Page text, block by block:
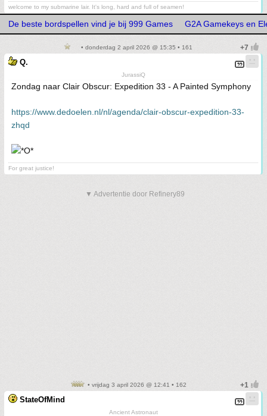
welcome to my submarine lair. It's long, hard and full of seamen!
De beste bordspellen vind je bij 999 Games G2A Gamekeys en
• donderdag 2 april 2026 @ 15:35 • 161
Q.
JurassiQ
Zondag naar Clair Obscur: Expedition 33 - A Painted Symphony
https://www.dedoelen.nl/nl/agenda/clair-obscur-expedition-33-
zhqd
For great justice!
▼ Advertentie door Refinery89
• vrijdag 3 april 2026 @ 12:41 • 162
StateOfMind
Ancient Astronaut